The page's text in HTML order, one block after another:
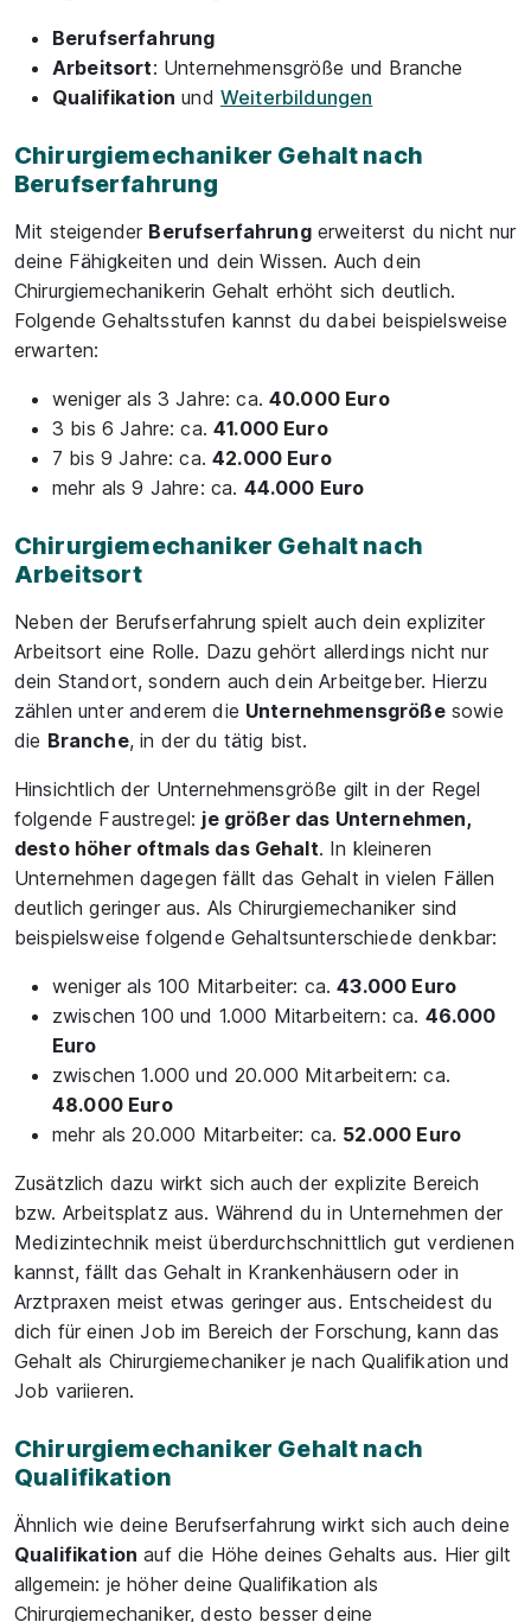
Berufserfahrung
Arbeitsort: Unternehmensgröße und Branche
Qualifikation und Weiterbildungen
Chirurgiemechaniker Gehalt nach
Berufserfahrung
Mit steigender Berufserfahrungerweiterst du nicht nur
deine Fähigkeiten und dein Wissen. Auch dein
Chirurgiemechanikerin Gehalt erhöht sich deutlich.
Folgende Gehaltsstufen kannst du dabei beispielsweise
erwarten:
weniger als 3 Jahre: ca. 40.000 Euro
3 bis 6 Jahre: ca.41.000 Euro
7 bis 9 Jahre: ca.42.000 Euro
mehr als 9 Jahre: ca. 44.000 Euro
Chirurgiemechaniker Gehalt nach
Arbeitsort
Neben der Berufserfahrung spielt auch dein expliziter
Arbeitsort eine Rolle. Dazu gehört allerdings nicht nur
dein Standort, sondern auch dein Arbeitgeber. Hierzu
zählen unter anderem die Unternehmensgrößesowie
die Branche, in der du tätig bist.
Hinsichtlich der Unternehmensgröße gilt in der Regel
folgende Faustregel: je größer das Unternehmen,
desto höher oftmals das Gehalt. In kleineren
Unternehmen dagegen fällt das Gehalt in vielen Fällen
deutlich geringer aus. Als Chirurgiemechaniker sind
beispielsweise folgende Gehaltsunterschiede denkbar:
weniger als 100 Mitarbeiter: ca.43.000 Euro
zwischen 100 und 1.000 Mitarbeitern: ca. 46.000
Euro
zwischen 1.000 und 20.000 Mitarbeitern: ca.
48.000 Euro
mehr als 20.000 Mitarbeiter: ca. 52.000 Euro
Zusätzlich dazu wirkt sich auch der explizite Bereich
bzw. Arbeitsplatz aus. Während du in Unternehmen der
Medizintechnik meist überdurchschnittlich gut verdienen
kannst, fällt das Gehalt in Krankenhäusern oder in
Arztpraxen meist etwas geringer aus. Entscheidest du
dich für einen Job im Bereich der Forschung, kann das
Gehalt als Chirurgiemechaniker je nach Qualifikation und
Job variieren.
Chirurgiemechaniker Gehalt nach
Qualifikation
Ähnlich wie deine Berufserfahrung wirkt sich auch deine
Qualifikation auf die Höhe deines Gehalts aus. Hier gilt
allgemein: je höher deine Qualifikation als
Chirurgiemechaniker, desto besser deine